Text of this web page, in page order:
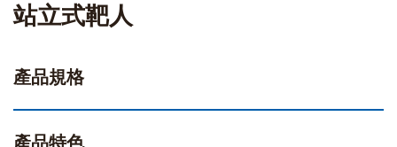
站立式靶人
產品規格